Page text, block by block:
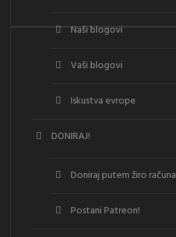
Naši blogovi
Vaši blogovi
Iskustva evrope
DONIRAJ!
Doniraj putem žiro računa
Postani Patreon!